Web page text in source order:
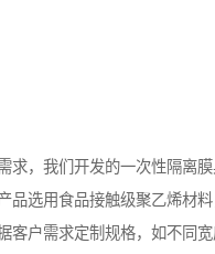
求，我们开发的一次性隔离膜
品选用食品接触级聚乙烯材
客户需求定制规格，如不同宽